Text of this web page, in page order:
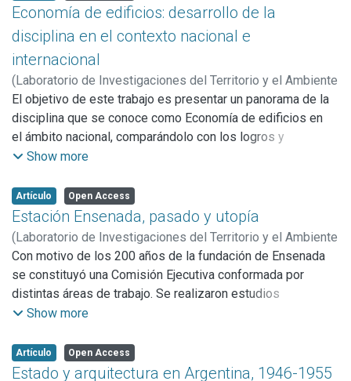
identificación de itinerarios culturales se halla en un estado
incipiente de desarrollo en nuestro país. Este artículo
sintetiza un trabajo cuyo objetivo consiste en la definición
de posibles itinerarios culturales en la Provincia de
Buenos Aires y se centra en el denominado Camino del Sur,
que vinculaba en su origen a la ciudad de Buenos Aires
con el pago de la Magdalena. Se expone la evolución del
territorio a lo largo del camino, a través del establecimiento
paulatino de diversos tipos de asentamientos, entre la
Economía de edificios: desarrollo de la
disciplina en el contexto nacional e
internacional
(Laboratorio de Investigaciones del Territorio y el Ambiente
(LINTA),2002 )Amarilla, Beatriz
El objetivo de este trabajo es presentar un panorama de la
disciplina que se conoce como Economía de edificios en
el ámbito nacional, comparándolo con los logros y
dificultades que, tanto en el campo conceptual como
se han detectado en los países en los que el tema ha
alcanzado mayor desarrollo. Luego de presentar los
aspectos
introductorios, se enfoca el problema desde diversos
puntos de vista: el contexto macroeconómico, la formación
profesional, las actividades de evaluación, feed-back y
seguimiento. La comparación entre el caso argentino y el
Estados Unidos de América, indica que, contra lo que podría
esperarse, y más allá de lógicas diferencias, existen
Show more
Artículo Open Access
Estación Ensenada, pasado y utopía
(Laboratorio de Investigaciones del Territorio y el Ambiente
(LINTA),2002) Mariñelarena, Patricia Ines Maria
Con motivo de los 200 años de la fundación de Ensenada
se constituyó una Comisión Ejecutiva conformada por
distintas áreas de trabajo. Se realizaron estudios
específicos, sobre la base de sus roles originales y se
la participación de la comunidad, a la vez que motivaron la
puesta en valor de sus principales referentes.
Show more
Artículo Open Access
Estado y arquitectura en Argentina, 1946-1955